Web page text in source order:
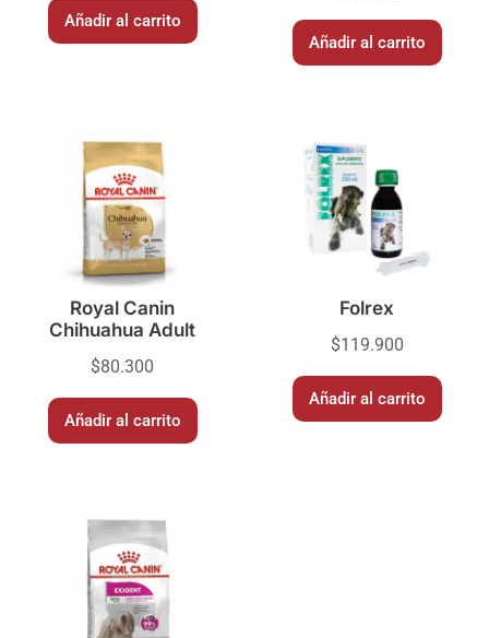
Añadir al carrito
Añadir al carrito
Royal Canin
Chihuahua Adult
$80.300
Añadir al carrito
Folrex
$119.900
Añadir al carrito